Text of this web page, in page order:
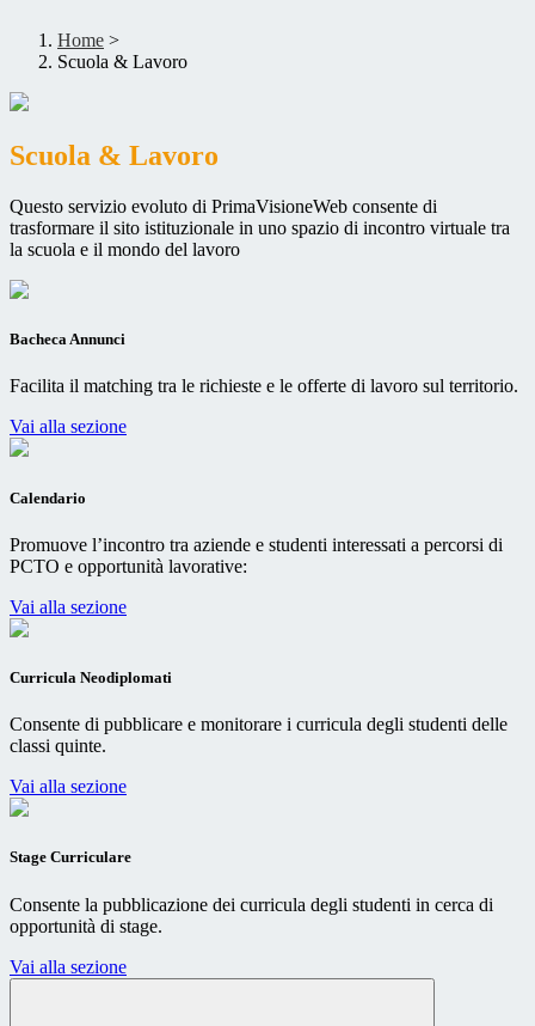
Home >
Scuola & Lavoro
Scuola & Lavoro
Questo servizio evoluto di PrimaVisioneWeb consente di
trasformare il sito istituzionale in uno spazio di incontro virtuale tra
la scuola e il mondo del lavoro
Bacheca Annunci
Facilita il matching tra le richieste e le offerte di lavoro sul territorio.
Vai alla sezione
Calendario
Promuove l’incontro tra aziende e studenti interessati a percorsi di
PCTO e opportunità lavorative:
Vai alla sezione
Curricula Neodiplomati
Consente di pubblicare e monitorare i curricula degli studenti delle
classi quinte.
Vai alla sezione
Stage Curriculare
Consente la pubblicazione dei curricula degli studenti in cerca di
opportunità di stage.
Vai alla sezione